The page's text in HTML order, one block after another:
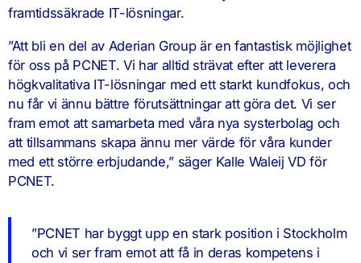
framtidssäkrade IT-lösningar.
”Att bli en del av Aderian Group är en fantastisk möjlighet
för oss på PCNET. Vi har alltid strävat efter att leverera
högkvalitativa IT-lösningar med ett starkt kundfokus, och
nu får vi ännu bättre förutsättningar att göra det. Vi ser
fram emot att samarbeta med våra nya systerbolag och
att tillsammans skapa ännu mer värde för våra kunder
med ett större erbjudande,” säger Kalle Waleij VD för
PCNET.
”PCNET har byggt upp en stark position i Stockholm
och vi ser fram emot att få in deras kompetens i